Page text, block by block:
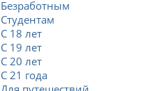
Безработным
Студентам
С 18 лет
С 19 лет
С 20 лет
С 21 года